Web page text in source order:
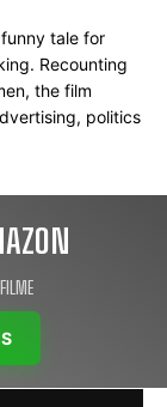
tale for
Recounting
the film
politics